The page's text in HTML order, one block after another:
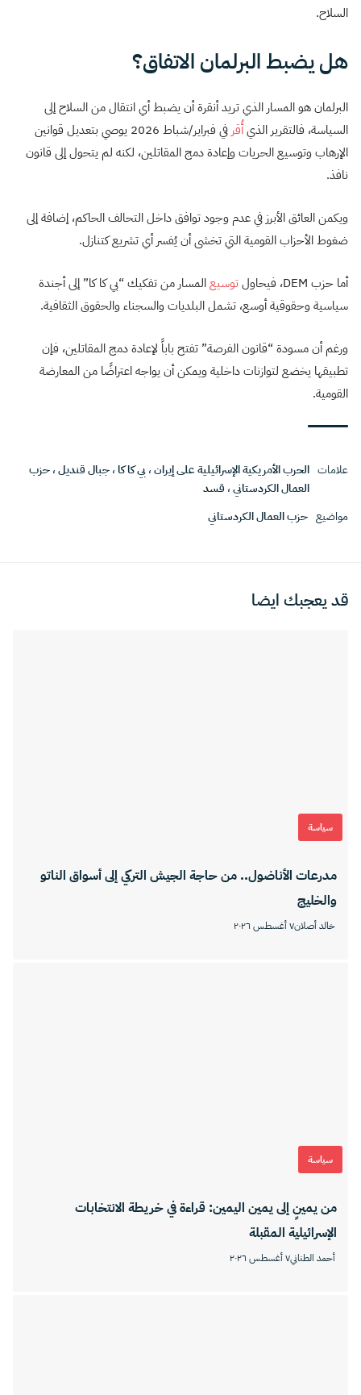
السلاح.
هل يضبط البرلمان الاتفاق؟
البرلمان هو المسار الذي تريد أنقرة أن يضبط أي انتقال من السلاح إلى
السياسة، فالتقرير الذيأُقر
في فبراير/شباط 2026 يوصي بتعديل قوانين
الإرهاب وتوسيع الحريات وإعادة دمج المقاتلين، لكنه لم يتحول إلى قانون
نافذ.
ويكمن العائق الأبرز في عدم وجود توافق داخل التحالف الحاكم، إضافة إلى
ضغوط الأحزاب القومية التي تخشى أن يُفسر أي تشريع كتنازل.
أما حزب DEM، فيحاول توسيعالمسار من تفكيك “بي كا كا” إلى أجندة
سياسية وحقوقية أوسع، تشمل البلديات والسجناء والحقوق الثقافية.
ورغم أن مسودة “قانون الفرصة” تفتح باباً لإعادة دمج المقاتلين، فإن
تطبيقها يخضع لتوازنات داخلية ويمكن أن يواجه اعتراضًا من المعارضة
القومية.
علامات الحرب الأمريكية الإسرائيلية على إيران،بي كا كا،جبال قنديل،حزب
العمال الكردستاني، قسد
مواضيع حزب العمال الكردستاني
قد يعجبك ايضا
سياسة
مدرعات الأناضول.. من حاجة الجيش التركي إلى أسواق الناتو
والخليج
خالد أصلان٧ أغسطس ٢٠٢٦
سياسة
من يمينٍ إلى يمين اليمين: قراءة في خريطة الانتخابات
الإسرائيلية المقبلة
أحمد الطناني٧ أغسطس ٢٠٢٦